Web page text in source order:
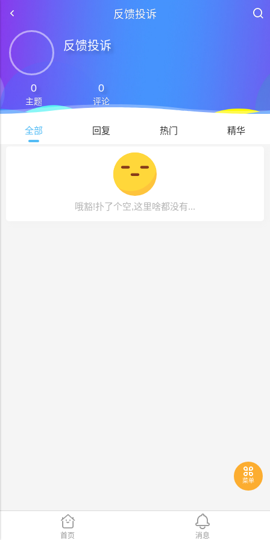
反馈投诉
反馈投诉
0
主题
0
评论
全部 回复 热门 精华
哦豁!扑了个空,这里啥都没有...
首页 消息
菜单